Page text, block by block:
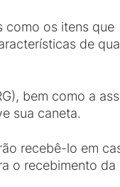
como os itens que
de
bem como a
sua caneta.
recebê-lo em
o recebimento da